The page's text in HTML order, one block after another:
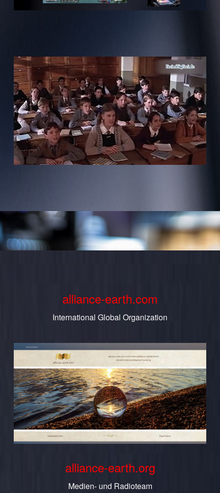
alliance-earth.com
International Global Organization
alliance-earth.org
Medien- und Radioteam